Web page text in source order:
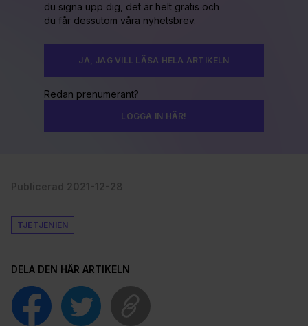
du signa upp dig, det är helt gratis och
du får dessutom våra nyhetsbrev.
JA, JAG VILL LÄSA HELA ARTIKELN
Redan prenumerant?
LOGGA IN HÄR!
Publicerad 2021-12-28
TJETJENIEN
DELA DEN HÄR ARTIKELN